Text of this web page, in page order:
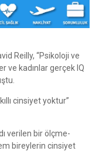
Reilly, “Psikoloji ve
ve kadınlar gerçek IQ
cinsiyet yoktur”
verilen bir ölçme-
bireylerin cinsiyet